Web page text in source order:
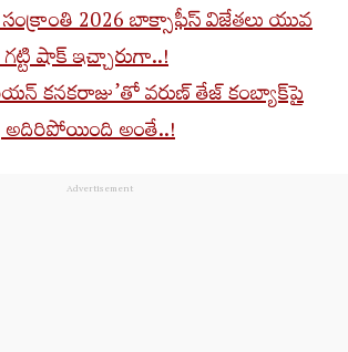
సంక్రాంతి 2026 బాక్సాఫీస్ విజేతలు యువ
షాక్ ఇచ్చారుగా..!
కనకరాజు’తో వరుణ్ తేజ్ కంబ్యాక్‌పై
అదిరిపోయింది అంతే..!